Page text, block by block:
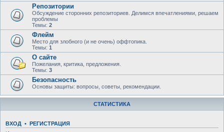
Репозитории
Обсуждение сторонних репозиториев. Делимся впечатлениями, решаем
проблемы
Темы: 2
Флейм
Место для злобного (и не очень) оффтопика.
Темы: 1
О сайте
Пожелания, критика, предложения.
Темы: 3
Безопасность
Основы защиты: вопросы, советы, рекомендации.
СТАТИСТИКА
ВХОД • РЕГИСТРАЦИЯ